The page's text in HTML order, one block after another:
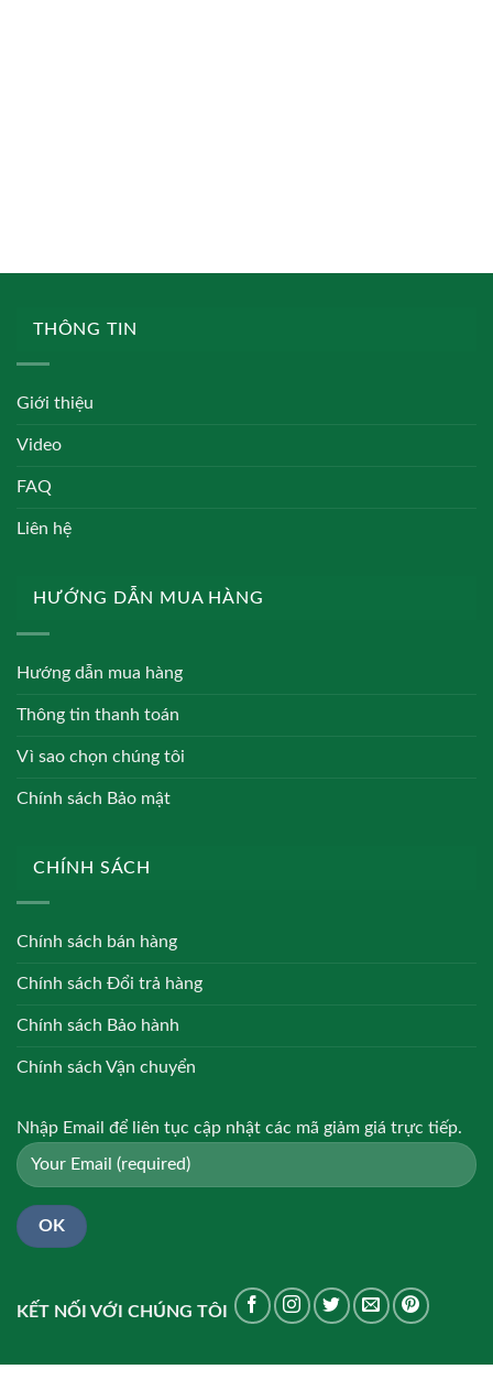
THÔNG TIN
Giới thiệu
Video
FAQ
Liên hệ
HƯỚNG DẪN MUA HÀNG
Hướng dẫn mua hàng
Thông tin thanh toán
Vì sao chọn chúng tôi
Chính sách Bảo mật
CHÍNH SÁCH
Chính sách bán hàng
Chính sách Đổi trả hàng
Chính sách Bảo hành
Chính sách Vận chuyển
Nhập Email để liên tục cập nhật các mã giảm giá trực tiếp.
KẾT NỐI VỚI CHÚNG TÔI